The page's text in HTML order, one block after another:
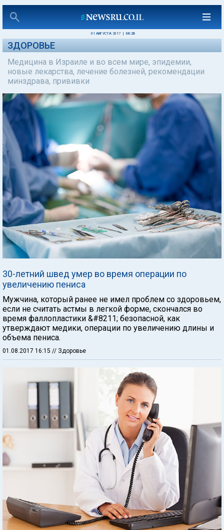
01 АВГУСТА 2017 06:26
ЗДОРОВЬЕ
Медицина в Израиле и во всем мире, эпидемии,
новые лекарства, лечение болезней, рекомендации
минздрава, прививки
30-летний швед умер во время операции по
увеличению пениса
Мужчина, который ранее не имел проблем со здоровьем,
если не считать астмы в легкой форме, скончался во
время фаллопластики &#8211; безопасной, как
утверждают медики, операции по увеличению длины и
объема пениса.
01.08.2017 16:15 // Здоровье